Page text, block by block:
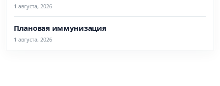
1 августа, 2026
Плановая иммунизация
1 августа, 2026